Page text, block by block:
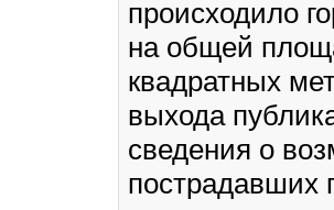
происходило
на общей
квадратных
выхода
сведения о
пострадавших